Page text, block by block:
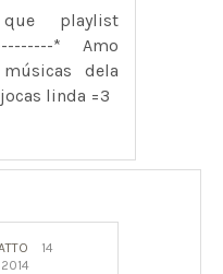
playlist
* Amo
dela
linda =3
14
2014